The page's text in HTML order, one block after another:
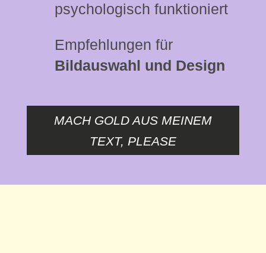
psychologisch funktioniert
Empfehlungen für
Bildauswahl und Design
MACH GOLD AUS MEINEM
TEXT, PLEASE